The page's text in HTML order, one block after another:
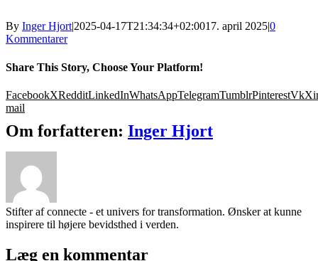
By Inger Hjort|2025-04-17T21:34:34+02:0017. april 2025|0
Kommentarer
Share This Story, Choose Your Platform!
FacebookXRedditLinkedInWhatsAppTelegramTumblrPinterestVk
mail
Om forfatteren: Inger Hjort
Stifter af connecte - et univers for transformation. Ønsker at kunne
inspirere til højere bevidsthed i verden.
Læg en kommentar